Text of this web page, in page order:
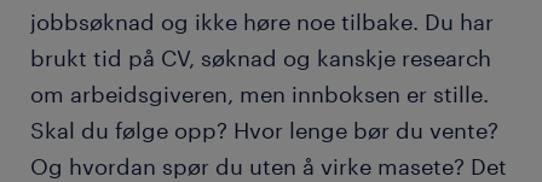
jobbsøknad og ikke høre noe tilbake. Du har
brukt tid på CV, søknad og kanskje research
om arbeidsgiveren, men innboksen er stille.
Skal du følge opp? Hvor lenge bør du vente?
Og hvordan spør du uten å virke masete? Det